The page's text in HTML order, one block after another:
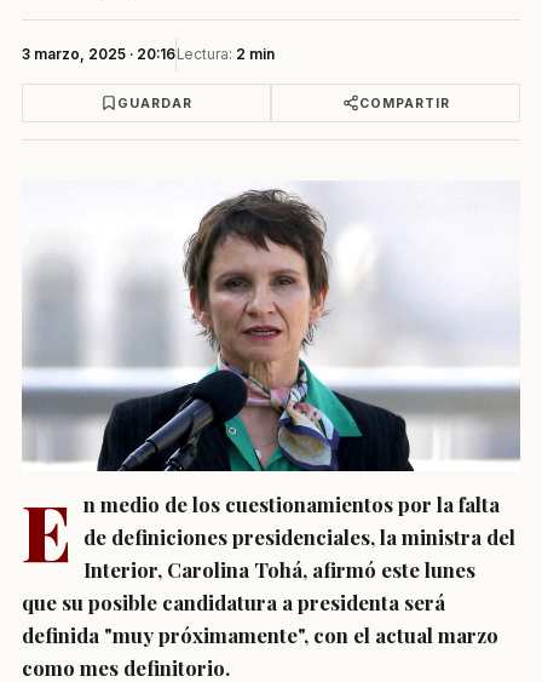
3 marzo, 2025 · 20:16Lectura: 2 min
GUARDAR COMPARTIR
E n medio de los cuestionamientos por la falta
de definiciones presidenciales, la ministra del
Interior, Carolina Tohá, afirmó este lunes
que su posible candidatura a presidenta será
definida "muy próximamente", con el actual marzo
como mes definitorio.